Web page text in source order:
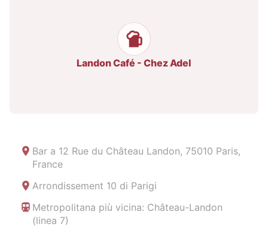
Landon Café - Chez Adel
Bar a 12 Rue du Château Landon, 75010 Paris,
France
Arrondissement 10 di Parigi
Metropolitana più vicina: Château-Landon
(linea 7)